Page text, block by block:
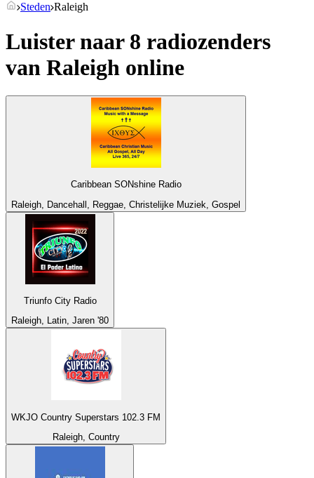
Steden Raleigh
Luister naar 8 radiozenders
van Raleigh online
Caribbean SONshine Radio
Raleigh, Dancehall, Reggae, Christelijke Muziek, Gospel
Triunfo City Radio
Raleigh, Latin, Jaren '80
WKJO Country Superstars 102.3 FM
Raleigh, Country